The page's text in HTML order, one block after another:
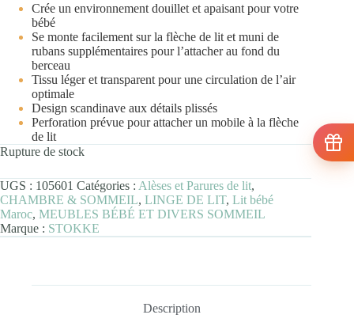
Crée un environnement douillet et apaisant pour votre
bébé
Se monte facilement sur la flèche de lit et muni de
rubans supplémentaires pour l’attacher au fond du
berceau
Tissu léger et transparent pour une circulation de l’air
optimale
Design scandinave aux détails plissés
Perforation prévue pour attacher un mobile à la flèche
de lit
Rupture de stock
UGS : 105601 Catégories : Alèses et Parures de lit,
CHAMBRE & SOMMEIL, LINGE DE LIT, Lit bébé
Maroc, MEUBLES BÉBÉ ET DIVERS SOMMEIL
Marque : STOKKE
Description